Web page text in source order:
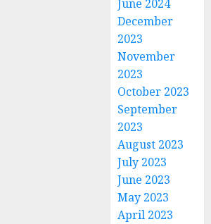
June 2024
December
2023
November
2023
October 2023
September
2023
August 2023
July 2023
June 2023
May 2023
April 2023